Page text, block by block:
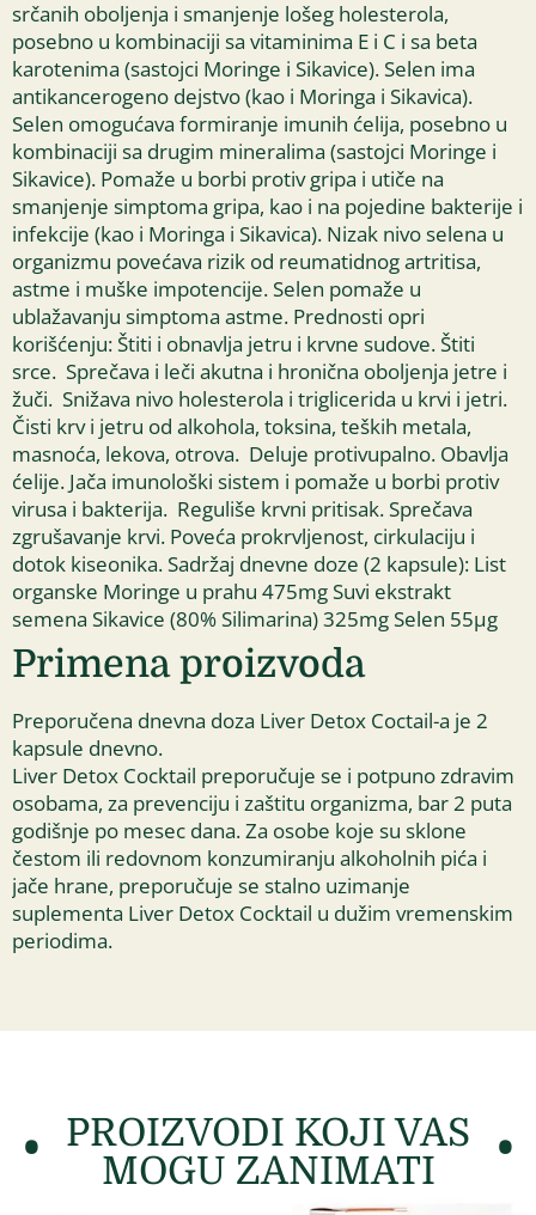
srčanih oboljenja i smanjenje lošeg holesterola,
posebno u kombinaciji sa vitaminima E i C i sa beta
karotenima (sastojci Moringe i Sikavice). Selen ima
antikancerogeno dejstvo (kao i Moringa i Sikavica).
Selen omogućava formiranje imunih ćelija, posebno u
kombinaciji sa drugim mineralima (sastojci Moringe i
Sikavice). Pomaže u borbi protiv gripa i utiče na
smanjenje simptoma gripa, kao i na pojedine bakterije i
infekcije (kao i Moringa i Sikavica). Nizak nivo selena u
organizmu povećava rizik od reumatidnog artritisa,
astme i muške impotencije. Selen pomaže u
ublažavanju simptoma astme. Prednosti opri
korišćenju: Štiti i obnavlja jetru i krvne sudove. Štiti
srce. Sprečava i leči akutna i hronična oboljenja jetre i
žuči. Snižava nivo holesterola i triglicerida u krvi i jetri.
Čisti krv i jetru od alkohola, toksina, teških metala,
masnoća, lekova, otrova. Deluje protivupalno. Obavlja
ćelije. Jača imunološki sistem i pomaže u borbi protiv
virusa i bakterija. Reguliše krvni pritisak. Sprečava
zgrušavanje krvi. Poveća prokrvljenost, cirkulaciju i
dotok kiseonika. Sadržaj dnevne doze (2 kapsule): List
organske Moringe u prahu 475mg Suvi ekstrakt
semena Sikavice (80% Silimarina) 325mg Selen 55µg
Primena proizvoda
Preporučena dnevna doza Liver Detox Coctail-a je 2
kapsule dnevno.
Liver Detox Cocktail preporučuje se i potpuno zdravim
osobama, za prevenciju i zaštitu organizma, bar 2 puta
godišnje po mesec dana. Za osobe koje su sklone
čestom ili redovnom konzumiranju alkoholnih pića i
jače hrane, preporučuje se stalno uzimanje
suplementa Liver Detox Cocktail u dužim vremenskim
periodima.
PROIZVODI KOJI VAS
MOGU ZANIMATI